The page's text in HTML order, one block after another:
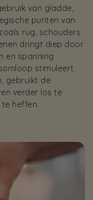
van gladde,
punten van
rug, schouders
dringt diep door
en spanning
stimuleert.
gebruikt de
verder los te
heffen.